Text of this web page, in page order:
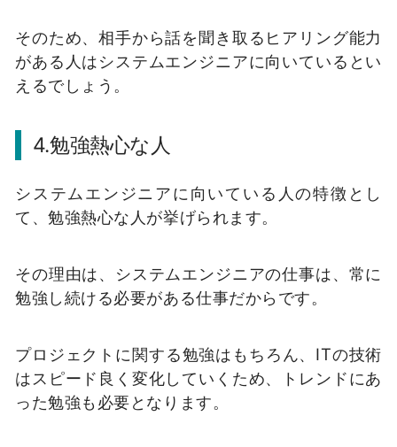
そのため、相手から話を聞き取るヒアリング能力
がある人はシステムエンジニアに向いているとい
えるでしょう。
4.勉強熱心な人
システムエンジニアに向いている人の特徴とし
て、勉強熱心な人が挙げられます。
その理由は、システムエンジニアの仕事は、常に
勉強し続ける必要がある仕事だからです。
プロジェクトに関する勉強はもちろん、ITの技術
はスピード良く変化していくため、トレンドにあ
った勉強も必要となります。